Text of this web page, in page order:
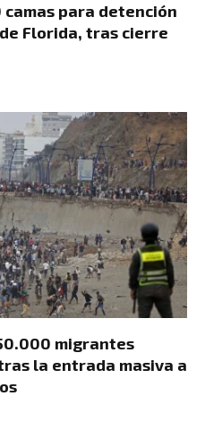
camas para detención
Florida, tras cierre
50.000 migrantes
la entrada masiva a